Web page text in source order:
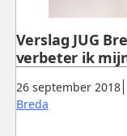
Gepubliceerd:
26 september 2018.
Breda.
Verslag JUG
verbeter ik mijn